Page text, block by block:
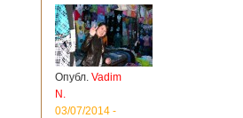
Опубл. Vadim
N.
03/07/2014 -